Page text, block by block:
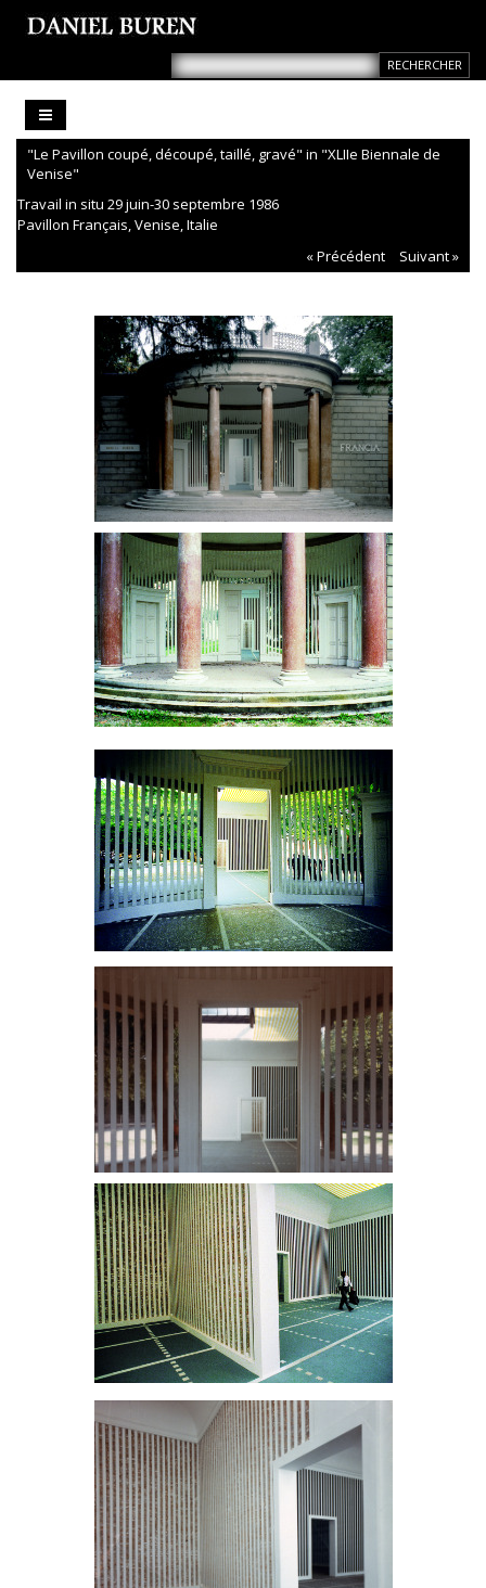
"Le Pavillon coupé, découpé, taillé, gravé" in "XLIIe Biennale de
Venise"
Travail in situ 29 juin-30 septembre 1986
Pavillon Français, Venise, Italie
« Précédent
Suivant »